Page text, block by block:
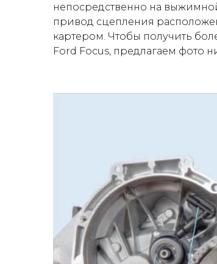
непосредственно на
привод сцепления
картером. Чтобы получить
Ford Focus, предлагаем фото